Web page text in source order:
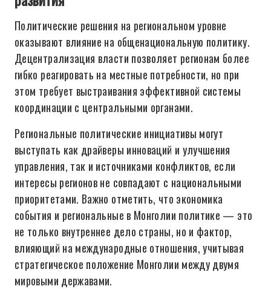
Политические решения на региональном уровне
оказывают влияние на общенациональную политику.
Децентрализация власти позволяет регионам более
гибко реагировать на местные потребности, но при
этом требует выстраивания эффективной системы
координации с центральными органами.
Региональные политические инициативы могут
выступать как драйверы инноваций и улучшения
управления, так и источниками конфликтов, если
интересы регионов не совпадают с национальными
приоритетами. Важно отметить, что экономика
события и региональные в Монголии политике — это
не только внутреннее дело страны, но и фактор,
влияющий на международные отношения, учитывая
стратегическое положение Монголии между двумя
мировыми державами.